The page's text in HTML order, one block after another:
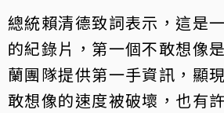
總統賴清德致詞表示，這是
的紀錄片，第一個不敢想像
蘭團隊提供第一手資訊，顯
敢想像的速度被破壞，也有